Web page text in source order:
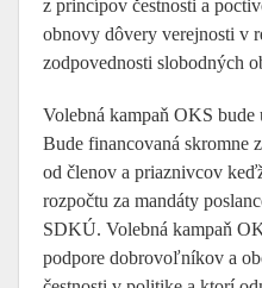
z princípov čestnosti a
obnovy dôvery verejnosti v
zodpovednosti slobodných
Volebná kampaň OKS bude
Bude financovaná skromne
od členov a priaznivcov
rozpočtu za mandáty
SDKÚ. Volebná kampaň
podpore dobrovoľníkov a